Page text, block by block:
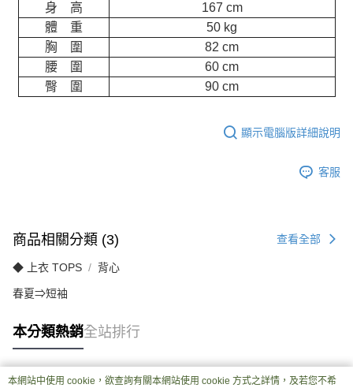
身 高
167 cm
體 重
50 kg
胸 圍
82 cm
腰 圍
60 cm
臀 圍
90 cm
顯示電腦版詳細說明
客服
商品相關分類 (3) 查看全部
◆ 上衣 TOPS 背心
春夏⇒短袖
本分類熱銷全站排行
本網站中使用 cookie，欲查詢有關本網站使用 cookie 方式之詳情，及若您不希